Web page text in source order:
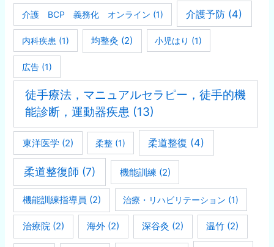
介護 BCP 義務化 オンライン (1) 介護予防 (4)
内科疾患 (1) 均整灸 (2) 小児はり (1)
広告 (1)
徒手療法，マニュアルセラピー，徒手的機
能診断，運動器疾患 (13)
東洋医学 (2) 柔整 (1) 柔道整復 (4)
柔道整復師 (7) 機能訓練 (2)
機能訓練指導員 (2) 治療・リハビリテーション (1)
治療院 (2) 海外 (2) 深谷灸 (2) 温竹 (2)